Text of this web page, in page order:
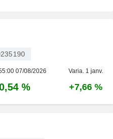
07/08/2026 Varia. 1 janv.
% +7,66 %